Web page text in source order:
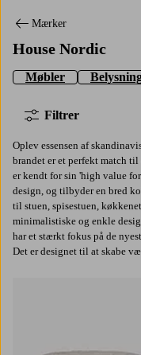
Mærker
House Nordic
Møbler
Filtrer
Oplev essensen af
brandet er et perfekt match
er kendt for sin 'high value
design, og tilbyder en bred
til stuen, spisestuen,
minimalistiske og enkle
har et stærkt fokus på de
Det er designet til at skabe